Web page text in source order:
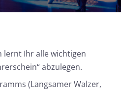
lernt Ihr alle wichtigen
abzulegen.
(Langsamer Walzer,